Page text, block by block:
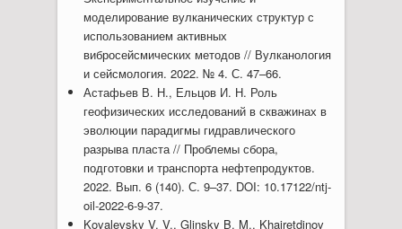
моделирование вулканических структур с
использованием активных
вибросейсмических методов // Вулканология
и сейсмология. 2022. № 4. С. 47–66.
Астафьев В. Н., Ельцов И. Н. Роль
геофизических исследований в скважинах в
эволюции парадигмы гидравлического
разрыва пласта // Проблемы сбора,
подготовки и транспорта нефтепродуктов.
2022. Вып. 6 (140). С. 9–37. DOI: 10.17122/ntj-
oil-2022-6-9-37.
Kovalevsky V. V., Glinsky B. M., Khairetdinov